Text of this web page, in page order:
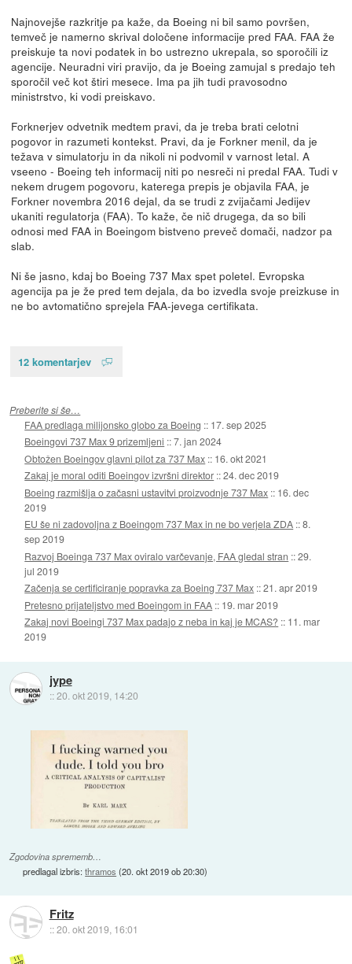
Najnovejše razkritje pa kaže, da Boeing ni bil samo površen,
temveč je namerno skrival določene informacije pred FAA. FAA že
preiskuje ta novi podatek in bo ustrezno ukrepala, so sporočili iz
agencije. Neuradni viri pravijo, da je Boeing zamujal s predajo teh
sporočil več kot štiri mesece. Ima pa jih tudi pravosodno
ministrstvo, ki vodi preiskavo.
Forknerjev odvetnik medtem pravi, da je treba brati celotni
pogovor in razumeti kontekst. Pravi, da je Forkner menil, da je
težava v simulatorju in da nikoli ni podvomil v varnost letal. A
vseeno - Boeing teh informacij niti po nesreči ni predal FAA. Tudi v
nekem drugem pogovoru, katerega prepis je objavila FAA, je
Forkner novembra 2016 dejal, da se trudi z zvijačami Jedijev
ukaniti regulatorja (FAA). To kaže, če nič drugega, da so bili
odnosi med FAA in Boeingom bistveno preveč domači, nadzor pa
slab.
Ni še jasno, kdaj bo Boeing 737 Max spet poletel. Evropska
agencija pa je že pred tem dejala, da bo izvedla svoje preizkuse in
ne bo avtomatično sprejela FAA-jevega certifikata.
12 komentarjev
Preberite si še…
FAA predlaga milijonsko globo za Boeing :: 17. sep 2025
Boeingovi 737 Max 9 prizemljeni ::7. jan 2024
Obtožen Boeingov glavni pilot za 737 Max :: 16. okt 2021
Zakaj je moral oditi Boeingov izvršni direktor ::24. dec 2019
Boeing razmišlja o začasni ustavitvi proizvodnje 737 Max :: 16. dec
2019
EU še ni zadovoljna z Boeingom 737 Max in ne bo verjela ZDA ::8.
sep 2019
Razvoj Boeinga 737 Max oviralo varčevanje, FAA gledal stran ::29.
jul 2019
Začenja se certificiranje popravka za Boeing 737 Max ::21. apr 2019
Pretesno prijateljstvo med Boeingom in FAA :: 19. mar 2019
Zakaj novi Boeingi 737 Max padajo z neba in kaj je MCAS? :: 11. mar
2019
jype
::20. okt 2019, 14:20
Zgodovina sprememb…
predlagal izbris:thramos (20. okt 2019 ob 20:30)
Fritz
::20. okt 2019, 16:01